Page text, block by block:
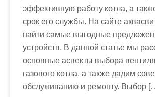
эффективную работу котла, а
срок его службы. На сайте
найти самые выгодные
устройств. В данной статье мы
основные аспекты выбора
газового котла, а также дадим
обслуживанию и ремонту. Выбор